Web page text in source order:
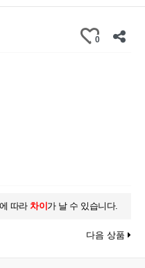
0
에 따라 차이 가 날 수 있습니다.
다음 상품